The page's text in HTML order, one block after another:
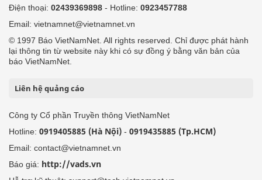
Điện thoại: 02439369898 - Hotline: 0923457788
Email: vietnamnet@vietnamnet.vn
© 1997 Báo VietNamNet. All rights reserved. Chỉ được phát hành
lại thông tin từ website này khi có sự đồng ý bằng văn bản của
báo VietNamNet.
Liên hệ quảng cáo
Công ty Cổ phần Truyền thông VietNamNet
Hotline: 0919405885 (Hà Nội) - 0919435885 (Tp.HCM)
Email: contact@vietnamnet.vn
Báo giá: http://vads.vn